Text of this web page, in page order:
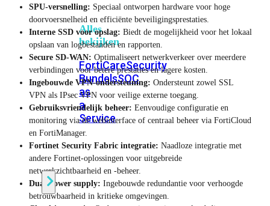
Alles
bekijken
FortiCareSecurity
BundelsSOC
as
a
Service
Endpoint
SPU-versnelling: Speciaal ontworpen hardware voor hoge
doorvoersnelheid en efficiënte beveiligingsprestaties.
Interne SSD voor opslag: Biedt de mogelijkheid voor het lokaal
opslaan van logbestanden en rapporten.
Secure SD-WAN: Optimaliseert netwerkverkeer over meerdere
verbindingen voor betere prestaties en lagere kosten.
Ingebouwde VPN-ondersteuning: Ondersteunt zowel SSL
VPN als IPsec VPN voor veilige externe toegang.
Gebruiksvriendelijk beheer: Eenvoudige configuratie en
monitoring via de webinterface of centraal beheer via FortiCloud
en FortiManager.
Fortinet Security Fabric integratie: Naadloze integratie met
andere Fortinet-oplossingen voor uitgebreide
netwerkzichtbaarheid en -beheer.
Dual power supply: Ingebouwde redundantie voor verhoogde
betrouwbaarheid in kritieke omgevingen.